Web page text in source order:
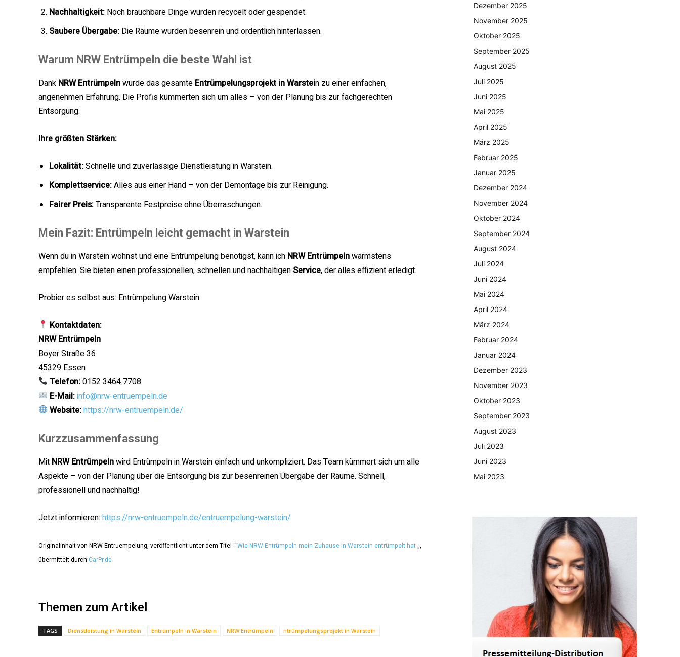
Nachhaltigkeit: Noch brauchbare Dinge wurden recycelt oder gespendet.
Saubere Übergabe: Die Räume wurden besenrein und ordentlich hinterlassen.
Warum NRW Entrümpeln die beste Wahl ist
Dank NRW Entrümpelnwurde das gesamte Entrümpelungsprojekt in Warstein zu einer einfachen,
angenehmen Erfahrung. Die Profis kümmerten sich um alles – von der Planung bis zur fachgerechten
Entsorgung.
Ihre größten Stärken:
Lokalität:Schnelle und zuverlässige Dienstleistung in Warstein.
Komplettservice:Alles aus einer Hand – von der Demontage bis zur Reinigung.
Fairer Preis:Transparente Festpreise ohne Überraschungen.
Mein Fazit: Entrümpeln leicht gemacht in Warstein
Wenn du in Warstein wohnst und eine Entrümpelung benötigst, kann ich NRW Entrümpelnwärmstens
empfehlen. Sie bieten einen professionellen, schnellen und nachhaltigen Service, der alles effizient erledigt.
Probier es selbst aus: Entrümpelung Warstein
Kontaktdaten:
NRW Entrümpeln
Boyer Straße 36
45329 Essen
Telefon:0152 3464 7708
E-Mail:info@nrw-entruempeln.de
Website:https://nrw-entruempeln.de/
Kurzzusammenfassung
Mit NRW Entrümpelnwird Entrümpeln in Warstein einfach und unkompliziert. Das Team kümmert sich um alle
Aspekte – von der Planung über die Entsorgung bis zur besenreinen Übergabe der Räume. Schnell,
professionell und nachhaltig!
Jetzt informieren: https://nrw-entruempeln.de/entruempelung-warstein/
Originalinhalt von NRW-Entruempelung, veröffentlicht unter dem Titel “Wie NRW Entrümpeln mein Zuhause in Warstein entrümpelt hat„,
übermittelt durch CarPr.de
Themen zum Artikel
TAGS Dienstleistung in Warstein Entrümpeln in Warstein NRW Entrümpeln ntrümpelungsprojekt in Warstein
Dezember 2025
November 2025
Oktober 2025
September 2025
August 2025
Juli 2025
Juni 2025
Mai 2025
April 2025
März 2025
Februar 2025
Januar 2025
Dezember 2024
November 2024
Oktober 2024
September 2024
August 2024
Juli 2024
Juni 2024
Mai 2024
April 2024
März 2024
Februar 2024
Januar 2024
Dezember 2023
November 2023
Oktober 2023
September 2023
August 2023
Juli 2023
Juni 2023
Mai 2023